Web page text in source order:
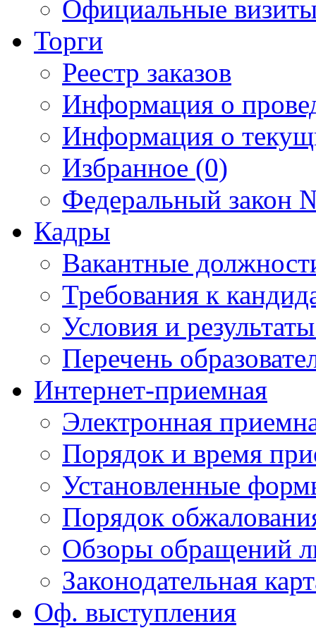
Официальные
Торги
Реестр заказов
Информация о
Информация о
Избранное (0)
Федеральный закон
Кадры
Вакантные
Требования к
Условия и
Перечень
Интернет-приемная
Электронная
Порядок и время
Установленные
Порядок
Обзоры обращений
Законодательная
Оф. выступления